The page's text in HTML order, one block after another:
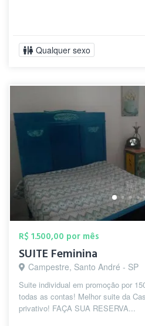
Qualquer sexo
R$ 1.500,00 por mês
SUITE Feminina
Campestre, Santo André - SP
Suite individual em promoção por
todas as contas! Melhor suite da
privativo! FAÇA SUA RESERVA...